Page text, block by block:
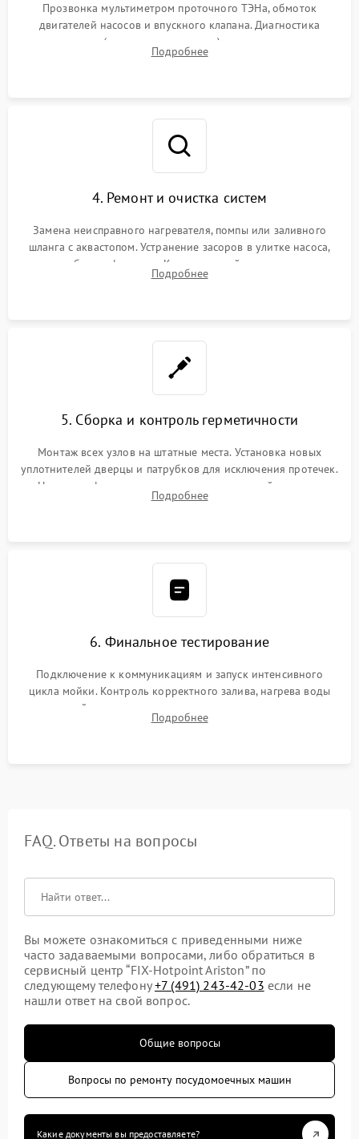
Прозвонка мультиметром проточного ТЭНа, обмоток
двигателей насосов и впускного клапана. Диагностика
прессостата (датчика уровня воды), датчика мутности,
концевика дверцы и электронного модуля управления.
Подробнее
4. Ремонт и очистка систем
Замена неисправного нагревателя, помпы или заливного
шланга с аквастопом. Устранение засоров в улитке насоса,
патрубках и фильтрах. Компонентный ремонт платы
управления, восстановление поврежденной проводки.
Подробнее
5. Сборка и контроль герметичности
Монтаж всех узлов на штатные места. Установка новых
уплотнителей дверцы и патрубков для исключения протечек.
Надежная фиксация хомутов гидравлической системы,
сборка корпуса и установка датчика поплавка.
Подробнее
6. Финальное тестирование
Подключение к коммуникациям и запуск интенсивного
цикла мойки. Контроль корректного залива, нагрева воды
до нужной температуры, отсутствия посторонних шумов,
штатного слива и абсолютной сухости в поддоне.
Подробнее
FAQ. Ответы на вопросы
Вы можете ознакомиться с приведенными ниже
часто задаваемыми вопросами, либо обратиться в
сервисный центр “FIX-Hotpoint Ariston” по
следующему телефону+7 (491) 243-42-03 если не
нашли ответ на свой вопрос.
Общие вопросы
Вопросы по ремонту посудомоечных машин
Какие документы вы предоставляете?